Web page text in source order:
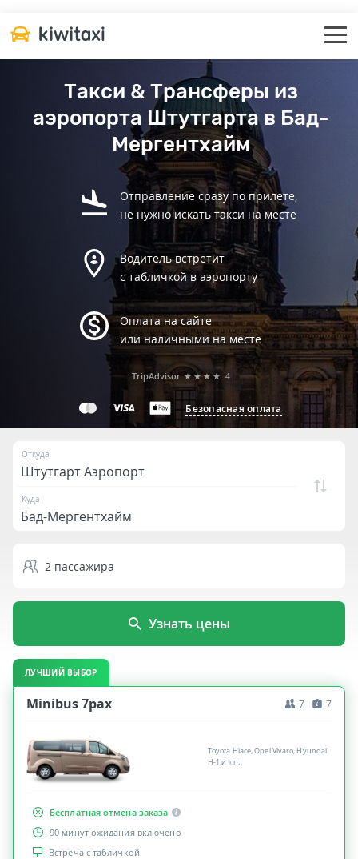
Такси & Трансферы из
аэропорта Штутгарта в Бад-
Мергентхайм
Отправление сразу по прилете,
не нужно искать такси на месте
Водитель встретит
с табличкой в аэропорту
Оплата на сайте
или наличными на месте
Безопасная оплата
TripAdvisor ★★★★ 4
Откуда
Куда
2 пассажира
Узнать цены
ЛУЧШИЙ ВЫБОР
Minibus 7pax 7 7
Toyota Hiace, Opel Vivaro, Hyundai
H-1 и т.п.
Бесплатная отмена заказа
90 минут ожидания включено
Встреча с табличкой